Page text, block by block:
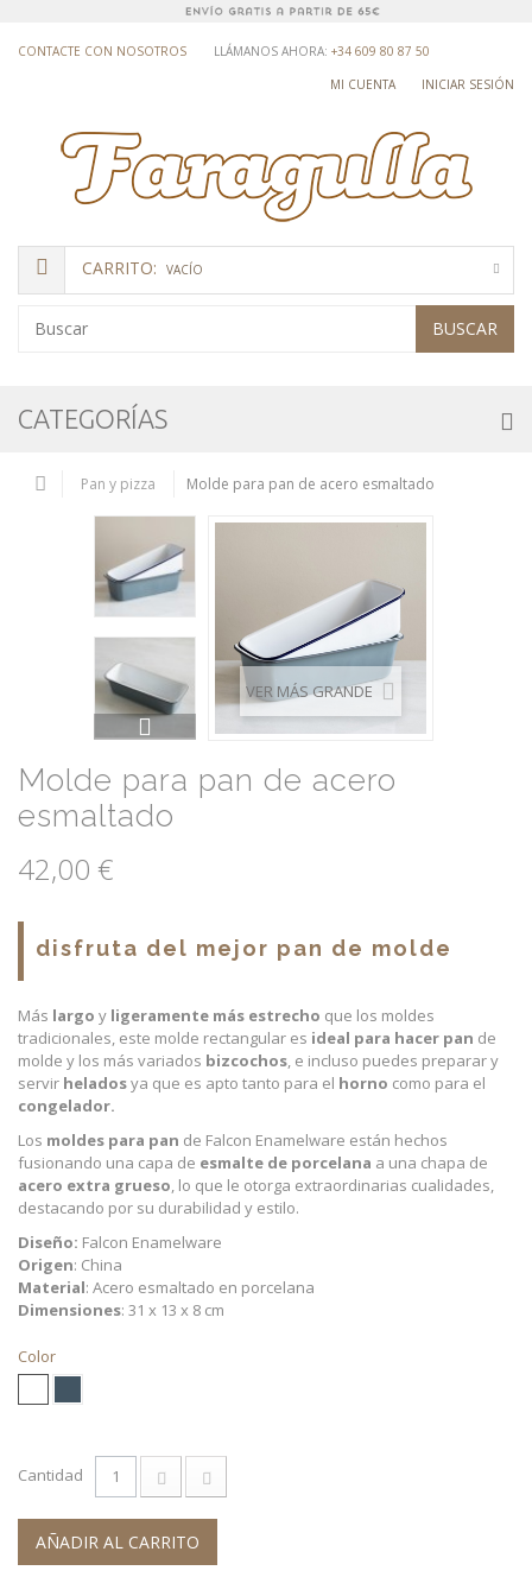
CONTACTE CON NOSOTROS LLÁMANOS AHORA: +34 609 80 87 50
INICIAR SESIÓN
MI CUENTA
CARRITO: VACÍO
BUSCAR
CATEGORÍAS
Pan y pizza Molde para pan de acero esmaltado
VER MÁS GRANDE
Molde para pan de acero
esmaltado
42,00 €
disfruta del mejor pan de molde
Más largo y ligeramente más estrecho que los moldes
tradicionales, este molde rectangular es ideal para hacer pan de
molde y los más variados bizcochos, e incluso puedes preparar y
servir heladosya que es apto tanto para el horno como para el
congelador.
Los moldes para pan de Falcon Enamelware están hechos
fusionando una capa de esmalte de porcelana a una chapa de
acero extra grueso, lo que le otorga extraordinarias cualidades,
destacando por su durabilidad y estilo.
Diseño: Falcon Enamelware
Origen: China
Material: Acero esmaltado en porcelana
Dimensiones: 31 x 13 x 8 cm
Color
Cantidad
AÑADIR AL CARRITO